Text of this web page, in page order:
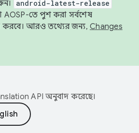
android-latest-release
AOSP-তে পুশ করা সর্বশেষ
করবে। আরও তথ্যের জন্য, Changes
API অনুবাদ করেছে।